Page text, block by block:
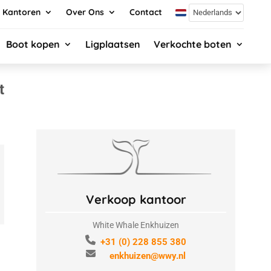
Kantoren Over Ons Contact
Boot kopen Ligplaatsen Verkochte boten
Verkoop kantoor
White Whale Enkhuizen
+31 (0) 228 855 380
enkhuizen@wwy.nl